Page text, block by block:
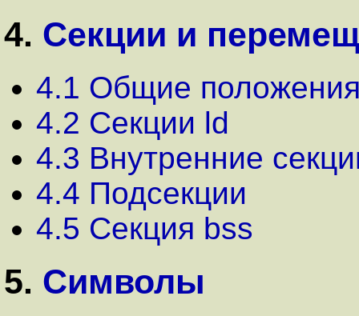
4. Секции и
4.1 Общие
4.2 Секции ld
4.3 Внутренние
4.4 Подсекции
4.5 Секция bss
5. Символы